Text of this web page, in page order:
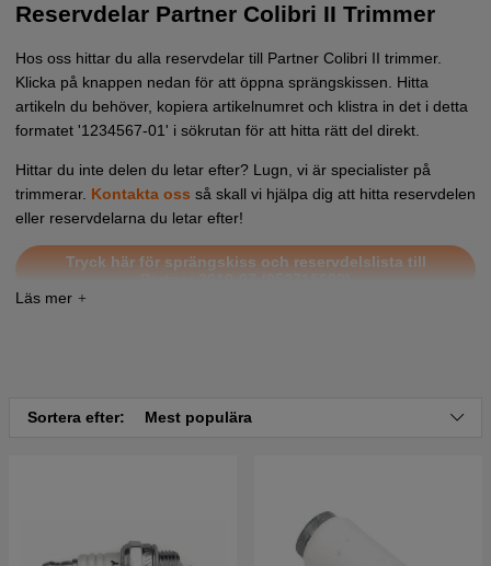
Reservdelar Partner Colibri II Trimmer
Hos oss hittar du alla reservdelar till Partner Colibri II trimmer.
Klicka på knappen nedan för att öppna sprängskissen. Hitta
artikeln du behöver, kopiera artikelnumret och klistra in det i detta
formatet '1234567-01' i sökrutan för att hitta rätt del direkt.
Hittar du inte delen du letar efter? Lugn, vi är specialister på
trimmerar. Kontakta oss så skall vi hjälpa dig att hitta reservdelen
eller reservdelarna du letar efter!
Tryck här för sprängskiss och reservdelslista till
Partner Colibri II 2009-04 (952715699)
Sortera efter: Mest populära